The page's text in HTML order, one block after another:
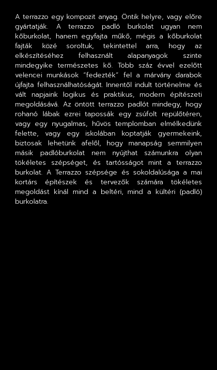
A terrazzo egy kompozit anyag. Öntik helyre, vagy előre
gyártatják. A terrazzo padló burkolat ugyan nem
kőburkolat, hanem egyfajta műkő, mégis a kőburkolat
fajták közé soroltuk, tekintettel arra, hogy az
elkészítéséhez felhasznált alapanyagok szinte
mindegyike természetes kő. Több száz évvel ezelőtt
velencei munkások “fedezték” fel a márvány darabok
újfajta felhasználhatóságát. Innentől indult történelme és
vált napjaink logikus és praktikus, modern építészeti
megoldásává. Az öntött terrazzo padlót mindegy, hogy
rohanó lábak ezrei tapossák egy zsúfolt repülőtéren,
vagy egy nyugalmas, hűvös templomban elmélkedünk
felette, vagy egy iskolában koptatják gyermekeink,
biztosak lehetünk afelől, hogy manapság semmilyen
másik padlóburkolat nem nyújthat számunkra olyan
tökéletes szépséget, és tartósságot mint a terrazzo
burkolat. A Terrazzo szépsége és sokoldalúsága a mai
kortárs építészek és tervezők számára tökéletes
megoldást kínál mind a beltéri, mind a kültéri (padló)
burkolatra.